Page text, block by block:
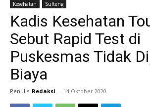
Kesehatan Sulteng
Kadis Kesehatan
Sebut Rapid Test di
Puskesmas Tidak
Biaya
Penulis Redaksi - 14 Oktober 2020